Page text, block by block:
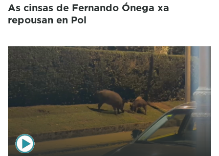
As cinsas de Fernando Ónega xa
repousan en Pol